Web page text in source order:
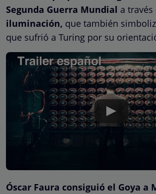
Segunda Guerra Mundial a través
iluminación, que también
que sufrió a Turing por su
Óscar Faura consiguió el Goya a